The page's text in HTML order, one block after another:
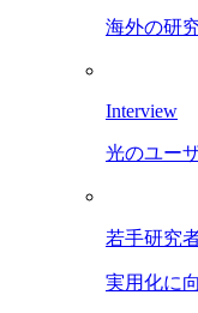
海外の研
Interview
光のユー
若手研究
実用化に